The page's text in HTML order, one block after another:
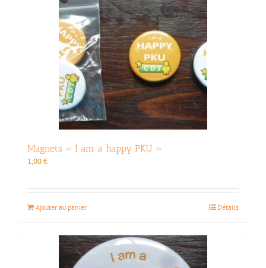
Magnets « I am a happy PKU »
1,00€
Ajouter au panier Détails